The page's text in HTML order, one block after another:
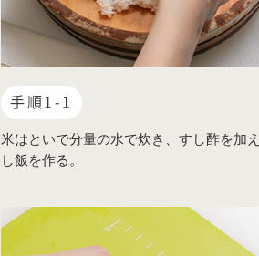
手順1-1
米はといで分量の水で炊き、すし酢を加
し飯を作る。